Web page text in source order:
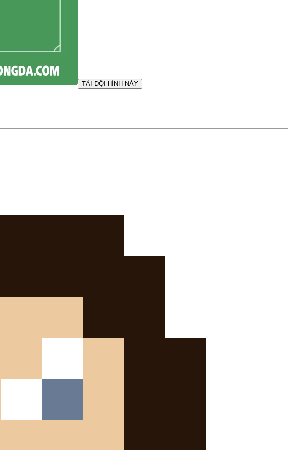
TẢI ĐỘI HÌNH NÀY